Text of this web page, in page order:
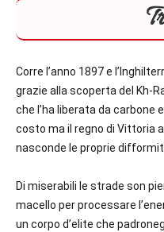
Corre l’anno 1897 e
grazie alla scoperta del Kh-
che l’ha liberata da carbone
costo ma il regno di Vittoria
nasconde le proprie
Di miserabili le strade son
macello per processare
un corpo d’elite che